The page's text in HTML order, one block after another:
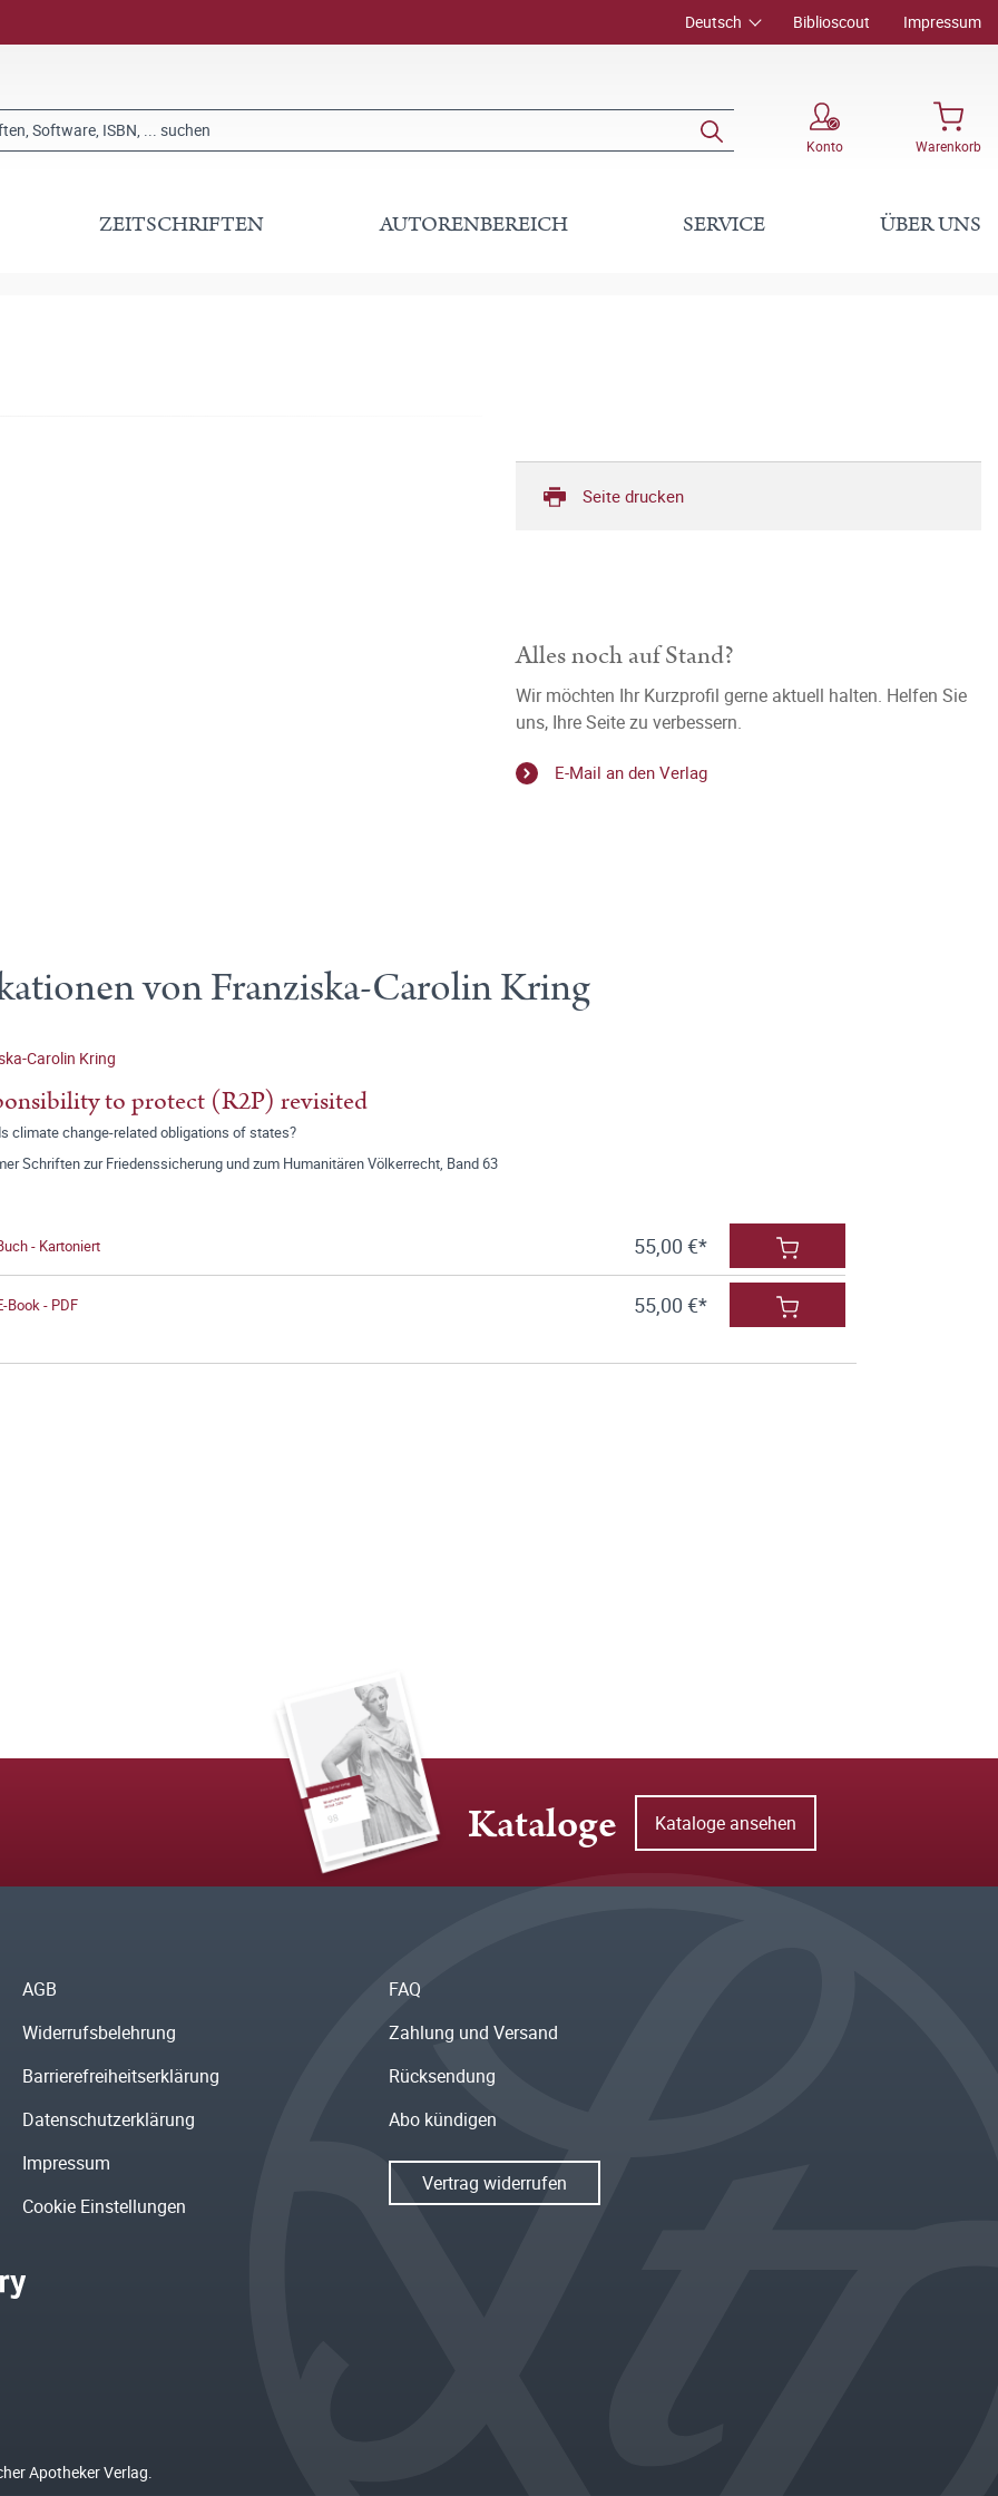
Deutsch Biblioscout Impressum
Konto Warenkorb
ZEITSCHRIFTEN AUTORENBEREICH SERVICE ÜBER UNS
Seite drucken
Alles noch auf Stand?
Wir möchten Ihr Kurzprofil gerne aktuell halten. Helfen Sie
uns, Ihre Seite zu verbessern.
E-Mail an den Verlag
von Franziska-Carolin Kring
Carolin Kring
to protect (R2P) revisited
climate change-related obligations of states?
Schriften zur Friedenssicherung und zum Humanitären Völkerrecht, Band 63
- Kartoniert 55,00 €*
Book - PDF 55,00 €*
Kataloge Kataloge ansehen
AGB
Widerrufsbelehrung
Barrierefreiheitserklärung
Datenschutzerklärung
Impressum
Cookie Einstellungen
FAQ
Zahlung und Versand
Rücksendung
Abo kündigen
Vertrag widerrufen
Apotheker Verlag.